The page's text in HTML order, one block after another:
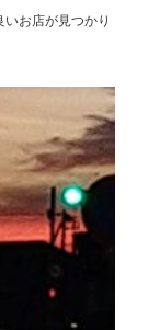
お店が見つかり